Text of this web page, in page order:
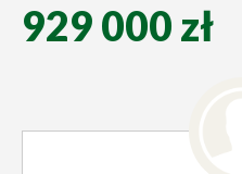
929 000 zł